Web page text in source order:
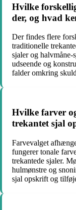
Hvilke
der, og hvad
Der findes flere
traditionelle
sjaler og
udseende og
falder omkring
Hvilke farver
trekantet sjal
Farvevalget
fungerer tonale
trekantede sjaler.
hulmønstre og
sjal opskrift og